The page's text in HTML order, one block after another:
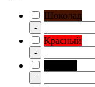
Шоколад
-
Красный
-
-